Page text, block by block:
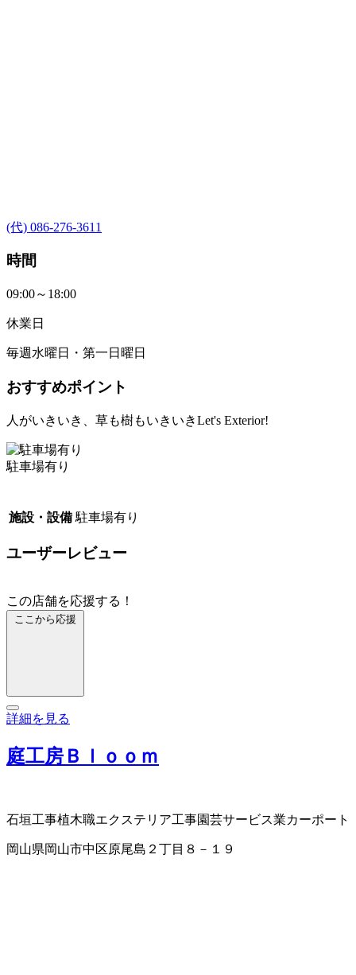
(代) 086-276-3611
時間
09:00～18:00
休業日
毎週水曜日・第一日曜日
おすすめポイント
人がいきいき、草も樹もいきいきLet's Exterior!
駐車場有り
施設・設備 駐車場有り
ユーザーレビュー
この店舗を応援する！
ここから応援
詳細を見る
庭工房Ｂｌｏｏｍ
石垣工事植木職エクステリア工事園芸サービス業カーポート
岡山県岡山市中区原尾島２丁目８－１９